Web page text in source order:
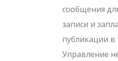
сообщения
записи и
публикации в
Управление